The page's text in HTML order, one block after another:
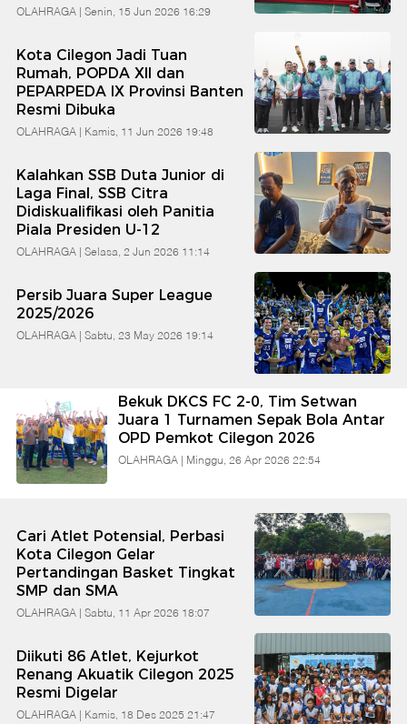
OLAHRAGA | Senin, 15 Jun 2026 16:29
Kota Cilegon Jadi Tuan
Rumah, POPDA XII dan
PEPARPEDA IX Provinsi Banten
Resmi Dibuka
OLAHRAGA | Kamis, 11 Jun 2026 19:48
Kalahkan SSB Duta Junior di
Laga Final, SSB Citra
Didiskualifikasi oleh Panitia
Piala Presiden U-12
OLAHRAGA | Selasa, 2 Jun 2026 11:14
Persib Juara Super League
2025/2026
OLAHRAGA | Sabtu, 23 May 2026 19:14
Bekuk DKCS FC 2-0, Tim Setwan
Juara 1 Turnamen Sepak Bola Antar
OPD Pemkot Cilegon 2026
OLAHRAGA | Minggu, 26 Apr 2026 22:54
Cari Atlet Potensial, Perbasi
Kota Cilegon Gelar
Pertandingan Basket Tingkat
SMP dan SMA
OLAHRAGA | Sabtu, 11 Apr 2026 18:07
Diikuti 86 Atlet, Kejurkot
Renang Akuatik Cilegon 2025
Resmi Digelar
OLAHRAGA | Kamis, 18 Des 2025 21:47